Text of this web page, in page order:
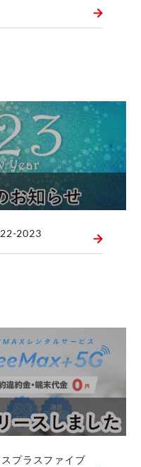
2023
プラスファイブ